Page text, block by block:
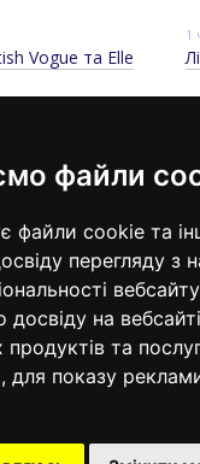
файли
cookie та
перегляду з
вебсайту
на вебсайті
та послуг
, для показу
Vogue та Elle
1
інформація
93-46
вам?